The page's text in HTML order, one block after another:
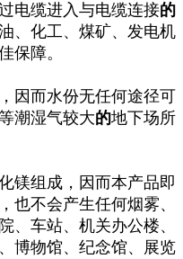
电缆进入与电缆连接的
、化工、煤矿、发电机
保障。
因而水份无任何途径可
潮湿气较大的地下场所
镁组成，因而本产品即
也不会产生任何烟雾、
、车站、机关办公楼、
博物馆、纪念馆、展览